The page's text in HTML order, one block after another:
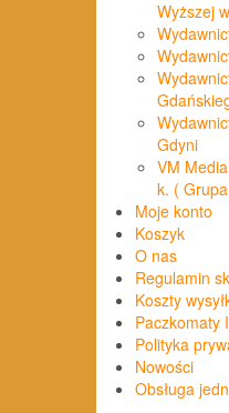
Wyższej
Gdyni
VM
k. (
Moje konto
Koszyk
O nas
Regulamin
Koszty
Paczkomaty
Polityka
Nowości
Obsługa